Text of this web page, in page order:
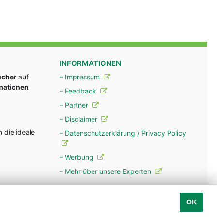
auf
die ideale
INFORMATIONEN
– Impressum
– Feedback
– Partner
– Disclaimer
– Datenschutzerklärung / Privacy Policy
– Werbung
– Mehr über unsere Experten
OK